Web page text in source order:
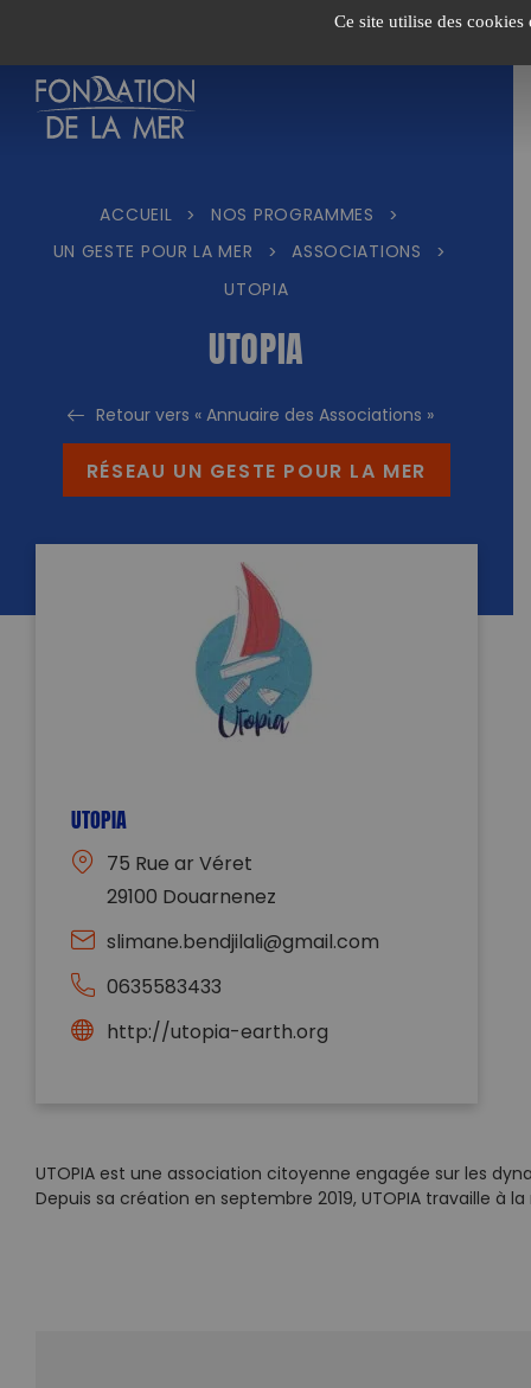
Ce site utilise des
contenu
ACCUEIL > NOS PROGRAMMES
>
UN GESTE POUR LA MER
> ASSOCIATIONS
>
UTOPIA
UTOPIA
Retour vers « Annuaire des Associations »
RÉSEAU UN GESTE POUR LA MER
UTOPIA
75 Rue ar Véret
29100 Douarnenez
slimane.bendjilali@gmail.com
0635583433
http://utopia-earth.org
UTOPIA est une association citoyenne engagée sur les
Depuis sa création en septembre 2019, UTOPIA travaille